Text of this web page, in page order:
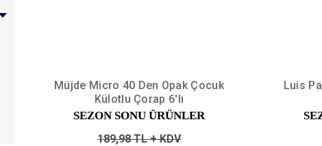
Müjde Micro 40 Den Opak Çocuk
Külotlu Çorap 6'lı
SEZON SONU ÜRÜNLER
189,98 TL + KDV
Luis